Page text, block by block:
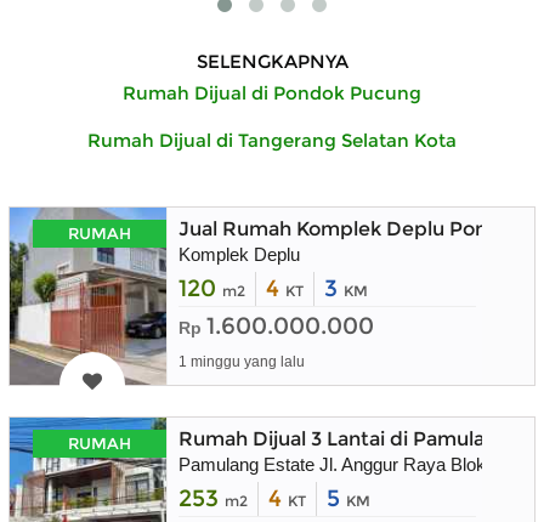
SELENGKAPNYA
Rumah Dijual di Pondok Pucung
Rumah Dijual di Tangerang Selatan Kota
RUMAH Jual Rumah Komplek Deplu Pondok
Komplek Deplu
120 m2 4 KT 3 KM
Rp 1.600.000.000
1 minggu yang lalu
RUMAH Rumah Dijual 3 Lantai di Pamulang
Pamulang Estate Jl. Anggur Raya Blok I3
253 m2 4 KT 5 KM